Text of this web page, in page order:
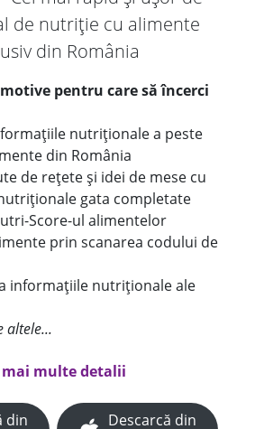
de nutriție cu alimente
din România
pentru care să încerci
nutriționale a peste
din România
de rețete și idei de mese cu
gata completate
Score-ul alimentelor
prin scanarea codului de
informațiile nutriționale ale
altele...
multe detalii
din Descarcă din